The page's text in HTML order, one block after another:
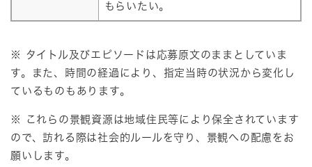
もらいたい。
※ タイトル及びエピソードは応募原文のままとしていま
す。また、時間の経過により、指定当時の状況から変化し
ているものもあります。
※ これらの景観資源は地域住民等により保全されています
ので、訪れる際は社会的ルールを守り、景観への配慮をお
願いします。